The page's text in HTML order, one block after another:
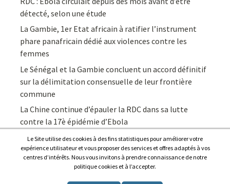
détecté, selon une étude
La Gambie, 1er Etat africain à ratifier l’instrument
phare panafricain dédié aux violences contre les
femmes
Le Sénégal et la Gambie concluent un accord définitif
sur la délimitation consensuelle de leur frontière
commune
La Chine continue d’épauler la RDC dans sa lutte
contre la 17è épidémie d’Ebola
Le Site utilise des cookies à des fins statistiques pour améliorer votre
expérience utilisateur et vous proposer des services et offres adaptés à vos
centres d’intérêts. Nous vous invitons à prendre connaissance de notre
politique cookies et à l’accepter.